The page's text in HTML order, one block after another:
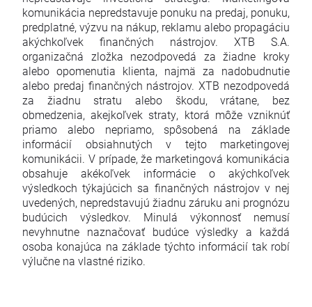
komunikácia nepredstavuje ponuku na predaj, ponuku,
predplatné, výzvu na nákup, reklamu alebo propagáciu
akýchkoľvek finančných nástrojov. XTB S.A.
organizačná zložka nezodpovedá za žiadne kroky
alebo opomenutia klienta, najmä za nadobudnutie
alebo predaj finančných nástrojov. XTB nezodpovedá
za žiadnu stratu alebo škodu, vrátane, bez
obmedzenia, akejkoľvek straty, ktorá môže vzniknúť
priamo alebo nepriamo, spôsobená na základe
informácií obsiahnutých v tejto marketingovej
komunikácii. V prípade, že marketingová komunikácia
obsahuje akékoľvek informácie o akýchkoľvek
výsledkoch týkajúcich sa finančných nástrojov v nej
uvedených, nepredstavujú žiadnu záruku ani prognózu
budúcich výsledkov. Minulá výkonnosť nemusí
nevyhnutne naznačovať budúce výsledky a každá
osoba konajúca na základe týchto informácií tak robí
výlučne na vlastné riziko.